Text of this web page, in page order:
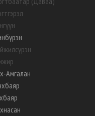
Амгалан